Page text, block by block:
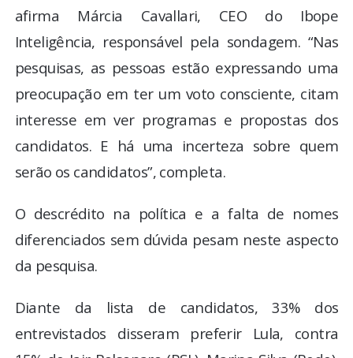
afirma Márcia Cavallari, CEO do Ibope
Inteligência, responsável pela sondagem. “Nas
pesquisas, as pessoas estão expressando uma
preocupação em ter um voto consciente, citam
interesse em ver programas e propostas dos
candidatos. E há uma incerteza sobre quem
serão os candidatos”, completa.
O descrédito na política e a falta de nomes
diferenciados sem dúvida pesam neste aspecto
da pesquisa.
Diante da lista de candidatos, 33% dos
entrevistados disseram preferir Lula, contra